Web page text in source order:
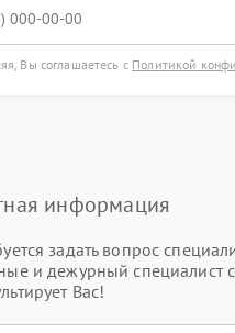
Вы соглашаетесь с Политикой
информация
задать вопрос
и дежурный специалист
Вас!